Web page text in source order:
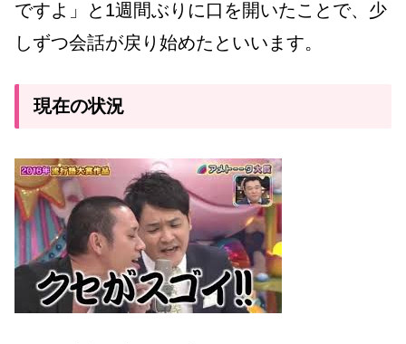
ですよ」と1週間ぶりに口を開いたことで、少
しずつ会話が戻り始めたといいます。
現在の状況